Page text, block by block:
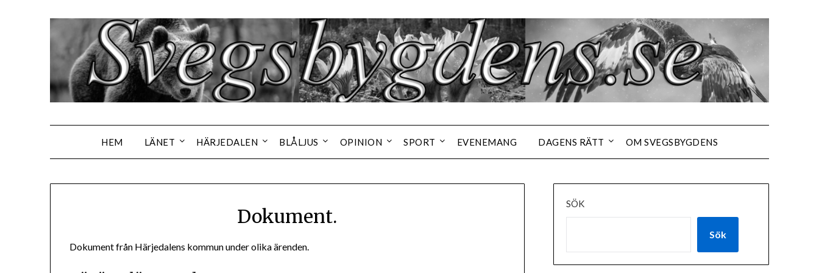
HEM LÄNET HÄRJEDALEN BLÅLJUS OPINION SPORT EVENEMANG DAGENS RÄTT OM SVEGSBYGDENS
Dokument.
Dokument från Härjedalens kommun under olika ärenden.
SÖK
Sök